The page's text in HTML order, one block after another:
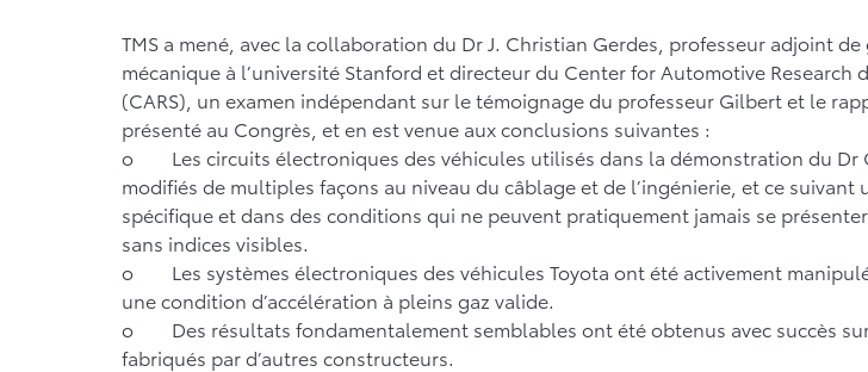
TMS a mené, avec la collaboration du Dr J. Christian Gerdes, professeur adjoint de
mécanique à l’université Stanford et directeur du Center for Automotive Research
(CARS), un examen indépendant sur le témoignage du professeur Gilbert et le
présenté au Congrès, et en est venue aux conclusions suivantes :
o Les circuits électroniques des véhicules utilisés dans la démonstration du Dr
modifiés de multiples façons au niveau du câblage et de l’ingénierie, et ce suivant
spécifique et dans des conditions qui ne peuvent pratiquement jamais se
sans indices visibles.
o Les systèmes électroniques des véhicules Toyota ont été activement
une condition d’accélération à pleins gaz valide.
o Des résultats fondamentalement semblables ont été obtenus avec succès
fabriqués par d’autres constructeurs.